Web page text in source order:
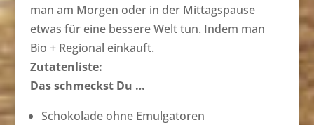
man am Morgen oder in der Mittagspause
etwas für eine bessere Welt tun. Indem man
Bio + Regional einkauft.
Zutatenliste:
Das schmeckst Du …
Schokolade ohne Emulgatoren